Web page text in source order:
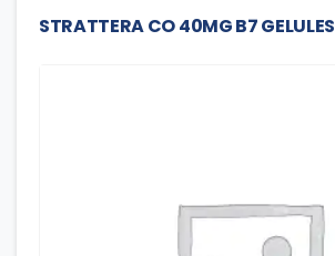
STRATTERA CO 40MG B7 GELULES